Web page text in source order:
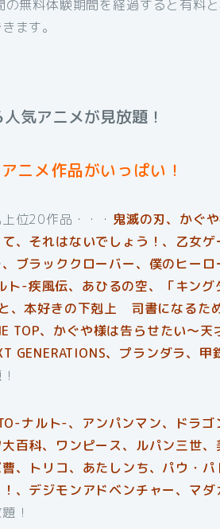
無料体験期間を経過すると有料
ます。
気アニメが見放題！
ニメ作品がいっぱい！
位20作品・・・ 鬼滅の刃、かぐ
、それはないでしょう！、乙女
ブラッククローバー、僕のヒーロ
ト-疾風伝、あひるの空、「キン
、本好きの下剋上 司書になるた
TOP、かぐや様は告らせたい〜
GENERATIONS、プランダラ、
ナルト-、アンパンマン、ドラ
百科、ワンピース、ルパン三世
、トリコ、あたしンち、パウ・
、デジモンアドベンチャー、マダ
！